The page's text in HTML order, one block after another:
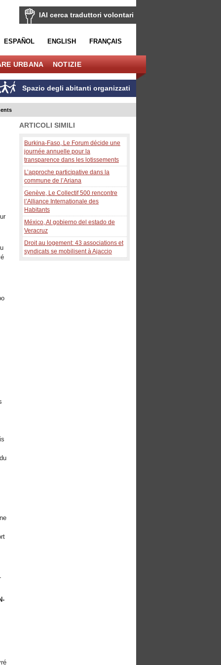
IAI cerca traduttori volontari
ESPAÑOL ENGLISH FRANÇAIS
URBANA NOTIZIE
Spazio degli abitanti organizzati
ARTICOLI SIMILI
Burkina-Faso, Le Forum décide une
journée annuelle pour la
transparence dans les lotissements
L’approche participative dans la
commune de l’Ariana
Genève, Le Collectif 500 rencontre
l’Alliance Internationale des
Habitants
México, Al gobierno del estado de
Veracruz
Droit au logement: 43 associations et
syndicats se mobilisent à Ajaccio